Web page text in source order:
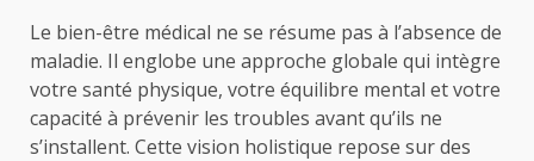
Le bien-être médical ne se résume pas à l’absence de
maladie. Il englobe une approche globale qui intègre
votre santé physique, votre équilibre mental et votre
capacité à prévenir les troubles avant qu’ils ne
s’installent. Cette vision holistique repose sur des